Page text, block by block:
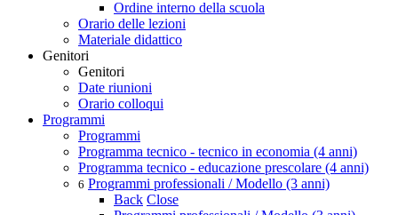
Ordine interno della scuola
Orario delle lezioni
Materiale didattico
Genitori
Genitori
Date riunioni
Orario colloqui
Programmi
Programmi
Programma tecnico - tecnico in economia (4 anni)
Programma tecnico - educazione prescolare (4 anni)
6 Programmi professionali / Modello (3 anni)
Back Close